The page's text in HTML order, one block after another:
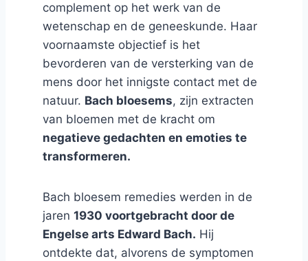
complement op het werk van de
wetenschap en de geneeskunde. Haar
voornaamste objectief is het
bevorderen van de versterking van de
mens door het innigste contact met de
natuur. Bach bloesems, zijn extracten
van bloemen met de kracht om
negatieve gedachten en emoties te
transformeren.
Bach bloesem remedies werden in de
jaren 1930 voortgebracht door de
Engelse arts Edward Bach. Hij
ontdekte dat, alvorens de symptomen